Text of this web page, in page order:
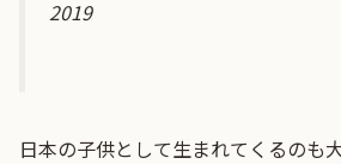
2019
日本の子供として生まれてくるのも